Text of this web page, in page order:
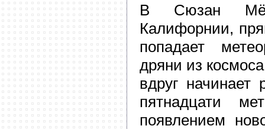
В Сюзан
Калифорнии,
попадает
дряни из
вдруг начинает
пятнадцати
появлением